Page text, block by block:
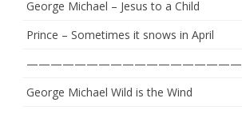
George Michael – Jesus to a Child
Prince – Sometimes it snows in April
——————————————————
George Michael Wild is the Wind